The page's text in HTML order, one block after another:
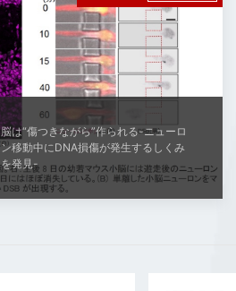
脳は“傷つきながら”作られる-ニューロ
ン移動中にDNA損傷が発⽣するしくみ
を発⾒-